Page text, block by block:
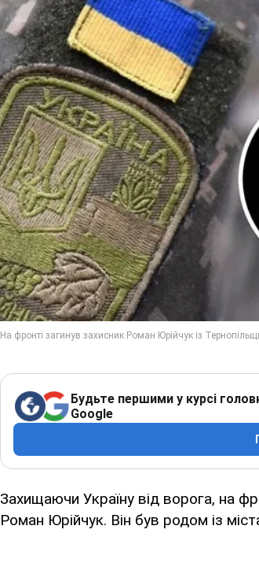
Будьте першими у курсі
Google
Захищаючи Україну від ворога, на
Роман Юрійчук. Він був родом із